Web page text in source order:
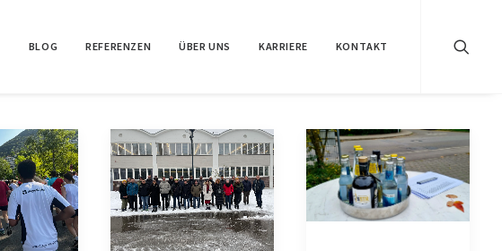
BLOG REFERENZEN ÜBER UNS KARRIERE KONTAKT